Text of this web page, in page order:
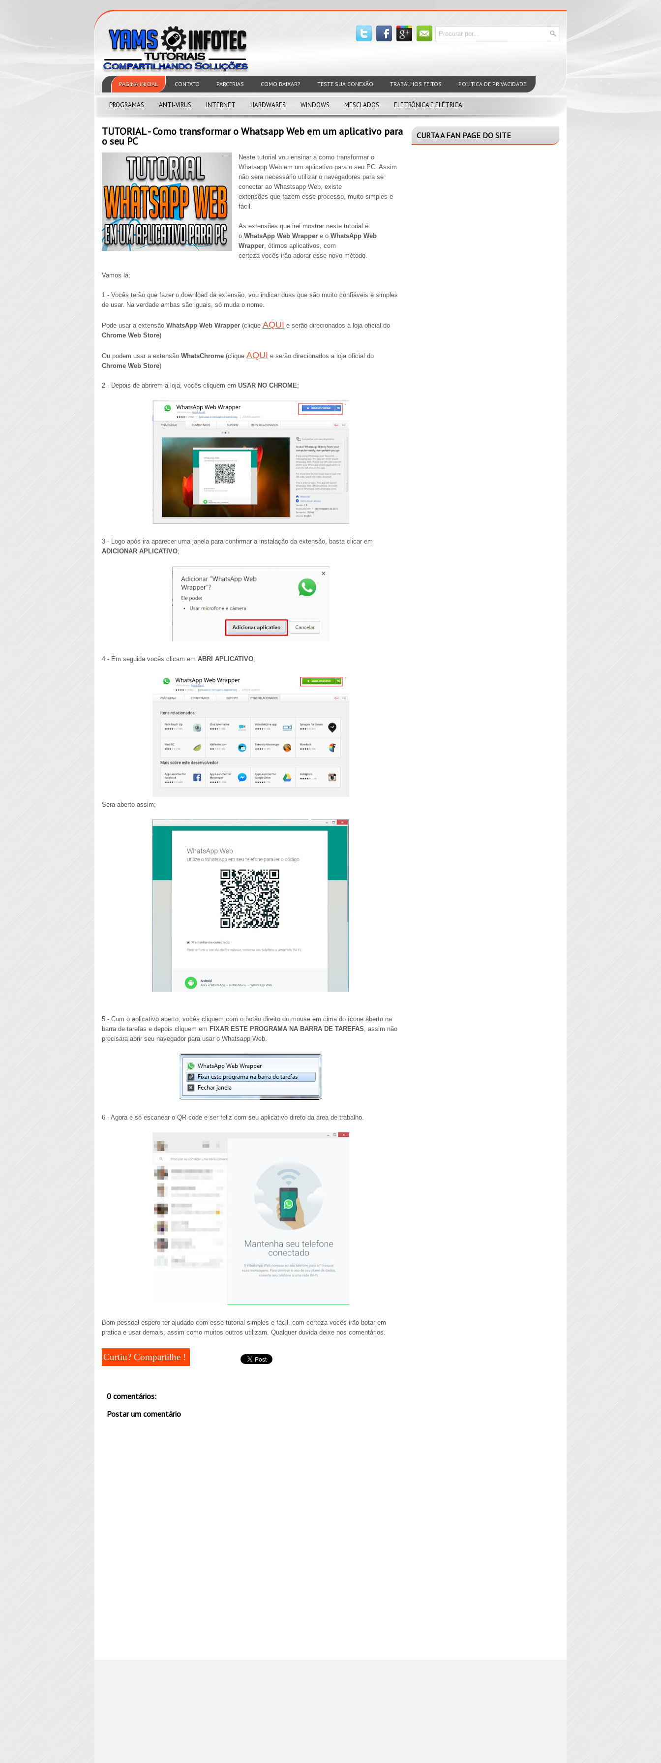
PAGINA INICIAL CONTATO PARCERIAS COMO BAIXAR? TESTE SUA CONEXÃO TRABALHOS FEITOS POLITICA DE PRIVACIDADE
PROGRAMAS ANTI-VIRUS INTERNET HARDWARES WINDOWS MESCLADOS ELETRÔNICA E ELÉTRICA
TUTORIAL - Como transformar o Whatsapp Web em um aplicativo para
o seu PC
Neste tutorial vou ensinar a como transformar o
Whatsapp Web em um aplicativo para o seu PC. Assim
não sera necessário utilizar o navegadores para se
conectar ao Whastsapp Web, existe
extensões que fazem esse processo, muito simples e
fácil.
As extensões que irei mostrar neste tutorial é
o WhatsApp Web Wrapper e o WhatsApp Web
Wrapper, ótimos aplicativos, com
certeza vocês irão adorar esse novo método.
Vamos lá;
1 - Vocês terão que fazer o download da extensão, vou indicar duas que são muito confiáveis e simples
de usar. Na verdade ambas são iguais, só muda o nome.
Pode usar a extensão WhatsApp Web Wrapper (clique AQUI e serão direcionados a loja oficial do
Chrome Web Store)
Ou podem usar a extensão WhatsChrome (clique AQUI e serão direcionados a loja oficial do
Chrome Web Store)
2 - Depois de abrirem a loja, vocês cliquem em USAR NO CHROME;
3 - Logo após ira aparecer uma janela para confirmar a instalação da extensão, basta clicar em
ADICIONAR APLICATIVO;
4 - Em seguida vocês clicam em ABRI APLICATIVO;
Sera aberto assim;
5 - Com o aplicativo aberto, vocês cliquem com o botão direito do mouse em cima do ícone aberto na
barra de tarefas e depois cliquem em FIXAR ESTE PROGRAMA NA BARRA DE TAREFAS, assim não
precisara abrir seu navegador para usar o Whatsapp Web.
6 - Agora é só escanear o QR code e ser feliz com seu aplicativo direto da área de trabalho.
Bom pessoal espero ter ajudado com esse tutorial simples e fácil, com certeza vocês irão botar em
pratica e usar demais, assim como muitos outros utilizam. Qualquer duvida deixe nos comentários.
Curtiu? Compartilhe !
0 comentários:
Postar um comentário
CURTA A FAN PAGE DO SITE